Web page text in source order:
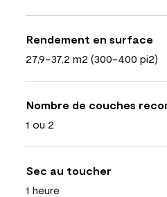
Rendement en surface
27,9-37,2 m2 (300-400 pi2)
Nombre de couches
1 ou 2
Sec au toucher
1 heure